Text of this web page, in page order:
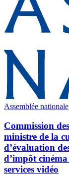
Assemblée nationale
Commission
ministre de la
d’évaluation
d’impôt
services vidéo